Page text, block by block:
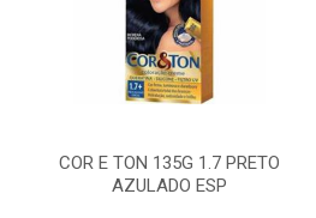
COR E TON 135G 1.7 PRETO
AZULADO ESP